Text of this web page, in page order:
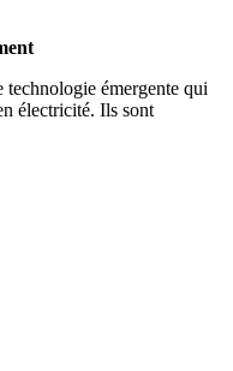
émergente qui
électricité. Ils sont